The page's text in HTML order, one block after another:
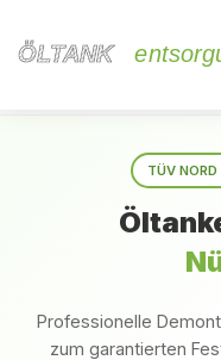
ÖLTANK
ÖLTANK
TÜV
Professionelle
zum garantierten